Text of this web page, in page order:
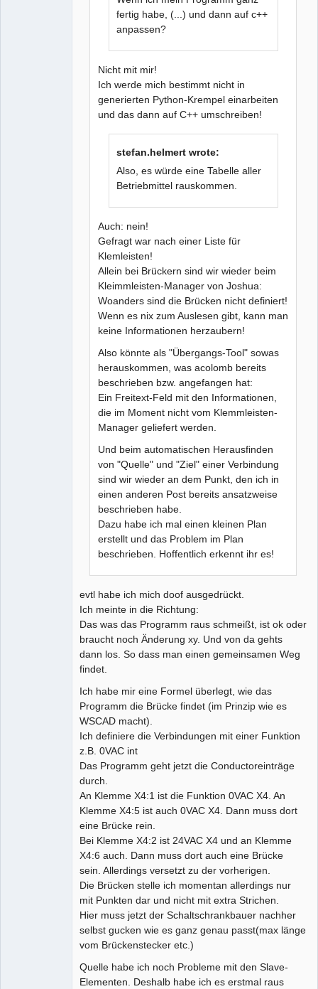
fertig habe, (...) und dann auf c++
anpassen?
Nicht mit mir!
Ich werde mich bestimmt nicht in
generierten Python-Krempel einarbeiten
und das dann auf C++ umschreiben!
stefan.helmert wrote:
Also, es würde eine Tabelle aller
Betriebmittel rauskommen.
Auch: nein!
Gefragt war nach einer Liste für
Klemleisten!
Allein bei Brückern sind wir wieder beim
Kleimmleisten-Manager von Joshua:
Woanders sind die Brücken nicht definiert!
Wenn es nix zum Auslesen gibt, kann man
keine Informationen herzaubern!
Also könnte als "Übergangs-Tool" sowas
herauskommen, was acolomb bereits
beschrieben bzw. angefangen hat:
Ein Freitext-Feld mit den Informationen,
die im Moment nicht vom Klemmleisten-
Manager geliefert werden.
Und beim automatischen Herausfinden
von "Quelle" und "Ziel" einer Verbindung
sind wir wieder an dem Punkt, den ich in
einen anderen Post bereits ansatzweise
beschrieben habe.
Dazu habe ich mal einen kleinen Plan
erstellt und das Problem im Plan
beschrieben. Hoffentlich erkennt ihr es!
evtl habe ich mich doof ausgedrückt.
Ich meinte in die Richtung:
Das was das Programm raus schmeißt, ist ok oder
braucht noch Änderung xy. Und von da gehts
dann los. So dass man einen gemeinsamen Weg
findet.
Ich habe mir eine Formel überlegt, wie das
Programm die Brücke findet (im Prinzip wie es
WSCAD macht).
Ich definiere die Verbindungen mit einer Funktion
z.B. 0VAC int
Das Programm geht jetzt die Conductoreinträge
durch.
An Klemme X4:1 ist die Funktion 0VAC X4. An
Klemme X4:5 ist auch 0VAC X4. Dann muss dort
eine Brücke rein.
Bei Klemme X4:2 ist 24VAC X4 und an Klemme
X4:6 auch. Dann muss dort auch eine Brücke
sein. Allerdings versetzt zu der vorherigen.
Die Brücken stelle ich momentan allerdings nur
mit Punkten dar und nicht mit extra Strichen.
Hier muss jetzt der Schaltschrankbauer nachher
selbst gucken wie es ganz genau passt(max länge
vom Brückenstecker etc.)
Quelle habe ich noch Probleme mit den Slave-
Elementen. Deshalb habe ich es erstmal raus